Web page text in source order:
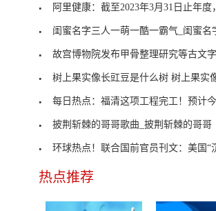
阿里健康：截至2023年3月31日止年度，公司净
闺蜜名字三人一萌一酷一霸气_闺蜜名字|
故宫博物院发布甲骨整理研究等古文字工程
树上果实像长豇豆是什么树 树上果实像长豇
每日热点：福清这项工程完工！预计今年6月
披荆斩棘的哥哥歌曲_披荆斩棘的哥哥
环球热点！联合国前官员刊文：美国“沉迷
热点推荐